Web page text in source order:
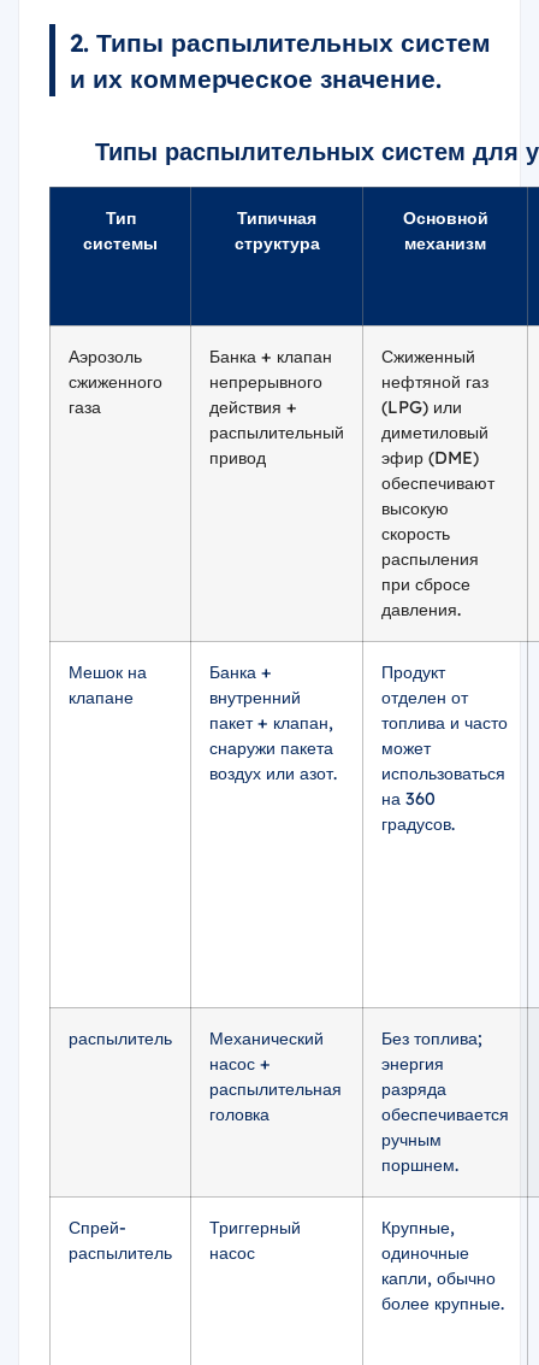
2. Типы распылительных систем
и их коммерческое значение.
Типы распылительных систем для
Тип
системы
Типичная
структура
Основной
механизм
Аэрозоль
сжиженного
газа
Банка + клапан
непрерывного
действия +
распылительный
привод
Сжиженный
нефтяной газ
(LPG) или
диметиловый
эфир (DME)
обеспечивают
высокую
скорость
распыления
при сбросе
давления.
Мешок на
клапане
Банка +
внутренний
пакет + клапан,
снаружи пакета
воздух или азот.
Продукт
отделен от
топлива и часто
может
использоваться
на 360
градусов.
распылитель
Механический
насос +
распылительная
головка
Без топлива;
энергия
разряда
обеспечивается
ручным
поршнем.
Спрей-
распылитель
Триггерный
насос
Крупные,
одиночные
капли, обычно
более крупные.